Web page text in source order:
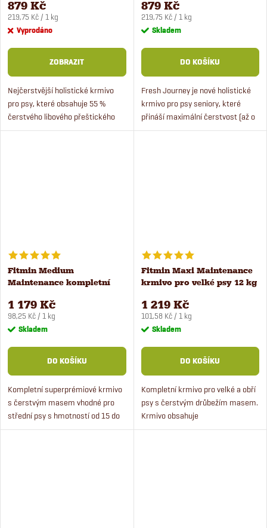
879 Kč
Měrná
cena:
219,75 Kč / 1 kg
Vyprodáno
ZOBRAZIT
Nejčerstvější holistické krmivo
pro psy, které obsahuje 55 %
čerstvého libového přeštického
vepřového masa. Fresh Journey je
879 Kč
Měrná
cena:
219,75 Kč / 1 kg
Skladem
DO KOŠÍKU
Fresh Journey je nové holistické
krmivo pro psy seniory, které
přináší maximální čerstvost (až o
80 % čerstvější než běžná
Fitmin Medium
Maintenance kompletní
1 179 Kč
Měrná
cena:
98,25 Kč / 1 kg
Skladem
DO KOŠÍKU
Kompletní superprémiové krmivo
s čerstvým masem vhodné pro
střední psy s hmotností od 15 do
30 kg. Krmivo obsahuje 50 %
Fitmin Maxi Maintenance
krmivo pro velké psy 12 kg
1 219 Kč
Měrná
cena:
101,58 Kč / 1 kg
Skladem
DO KOŠÍKU
Kompletní krmivo pro velké a obří
psy s čerstvým drůbežím masem.
Krmivo obsahuje
chondroprotektiva pro zdravé